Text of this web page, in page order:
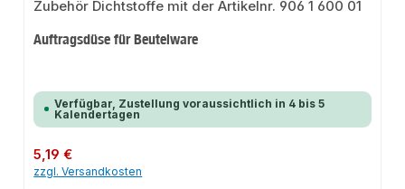
Auftragsdüse für Beutelware
Verfügbar, Zustellung voraussichtlich in 4 bis 5
Kalendertagen
Regulärer Preis:
5,19 €
zzgl. Versandkosten